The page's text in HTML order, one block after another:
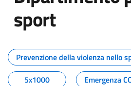
sport
Tutti i contenuti
Prevenzione della violenza nello
5x1000
Emergenza